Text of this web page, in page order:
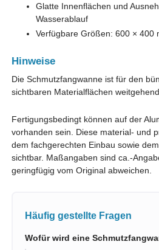
Glatte Innenflächen und
Wasserablauf
Verfügbare Größen: 600 × 400
Hinweise
Die Schmutzfangwanne ist für den
sichtbaren Materialflächen
Fertigungsbedingt können auf der
vorhanden sein. Diese material- und
dem fachgerechten Einbau sowie
sichtbar. Maßangaben sind ca.-
geringfügig vom Original abweichen.
Häufig gestellte Fragen
Wofür wird eine